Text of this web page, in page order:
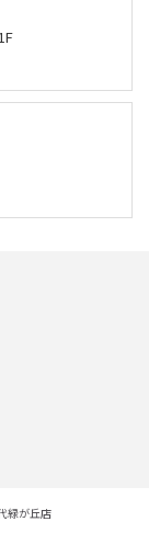
緑が丘店